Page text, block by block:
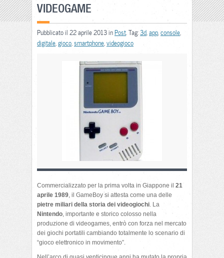
VIDEOGAME
Pubblicato il 22 aprile 2013 inPost . Tag:3d app console
digitale gioco smartphone videogioco
Commercializzato per la prima volta in Giappone il 21
aprile 1989, il GameBoy si attesta come una delle
pietre miliari della storia dei videogiochi. La
Nintendo, importante e storico colosso nella
produzione di videogames, entrò con forza nel mercato
dei giochi portatili cambiando totalmente lo scenario di
“gioco elettronico in movimento”.